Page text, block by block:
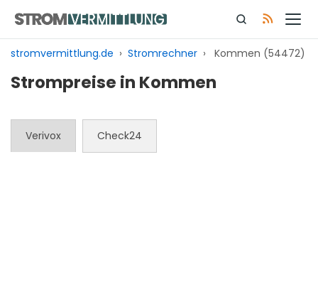
Inhalt
springen
stromvermittlung.de › Stromrechner › Kommen (54472)
Strompreise in Kommen
Verivox Check24